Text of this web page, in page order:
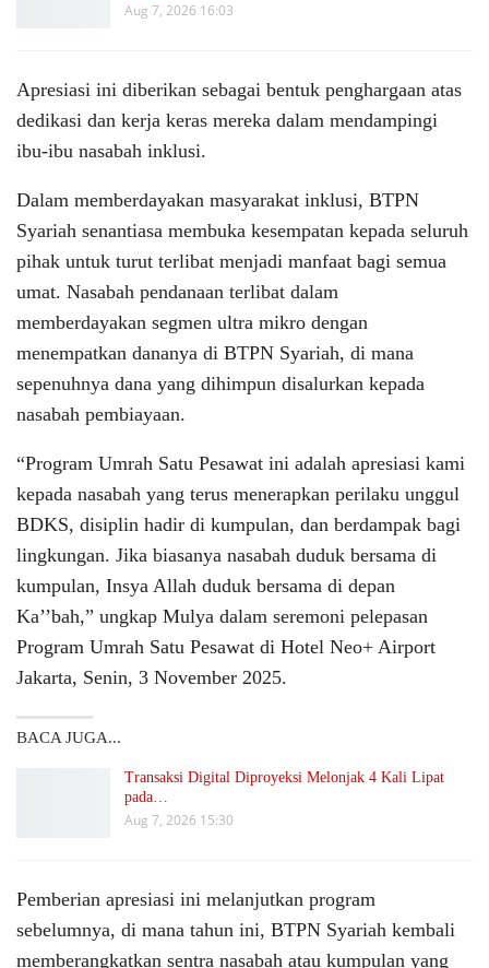
Aug 7, 2026 16:03
Apresiasi ini diberikan sebagai bentuk penghargaan atas
dedikasi dan kerja keras mereka dalam mendampingi
ibu-ibu nasabah inklusi.
Dalam memberdayakan masyarakat inklusi, BTPN
Syariah senantiasa membuka kesempatan kepada seluruh
pihak untuk turut terlibat menjadi manfaat bagi semua
umat. Nasabah pendanaan terlibat dalam
memberdayakan segmen ultra mikro dengan
menempatkan dananya di BTPN Syariah, di mana
sepenuhnya dana yang dihimpun disalurkan kepada
nasabah pembiayaan.
“Program Umrah Satu Pesawat ini adalah apresiasi kami
kepada nasabah yang terus menerapkan perilaku unggul
BDKS, disiplin hadir di kumpulan, dan berdampak bagi
lingkungan. Jika biasanya nasabah duduk bersama di
kumpulan, Insya Allah duduk bersama di depan
Ka’’bah,” ungkap Mulya dalam seremoni pelepasan
Program Umrah Satu Pesawat di Hotel Neo+ Airport
Jakarta, Senin, 3 November 2025.
BACA JUGA...
Transaksi Digital Diproyeksi Melonjak 4 Kali Lipat
pada…
Aug 7, 2026 15:30
Pemberian apresiasi ini melanjutkan program
sebelumnya, di mana tahun ini, BTPN Syariah kembali
memberangkatkan sentra nasabah atau kumpulan yang